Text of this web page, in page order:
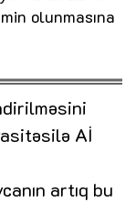
olunmasına
Aİ
artıq bu